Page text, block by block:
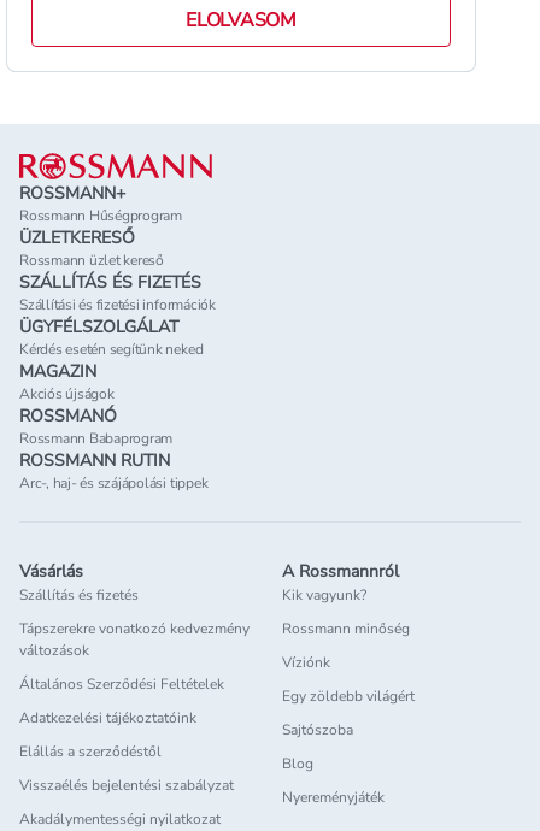
ELOLVASOM
Lábléc
ROSSMANN+
Rossmann Hűségprogram
ÜZLETKERESŐ
Rossmann üzlet kereső
SZÁLLÍTÁS ÉS FIZETÉS
Szállítási és fizetési információk
ÜGYFÉLSZOLGÁLAT
Kérdés esetén segítünk neked
MAGAZIN
Akciós újságok
ROSSMANÓ
Rossmann Babaprogram
ROSSMANN RUTIN
Arc-, haj- és szájápolási tippek
Vásárlás
Szállítás és fizetés
Tápszerekre vonatkozó kedvezmény
változások
Általános Szerződési Feltételek
Adatkezelési tájékoztatóink
Elállás a szerződéstől
Visszaélés bejelentési szabályzat
Akadálymentességi nyilatkozat
A Rossmannról
Kik vagyunk?
Rossmann minőség
Víziónk
Egy zöldebb világért
Sajtószoba
Blog
Nyereményjáték